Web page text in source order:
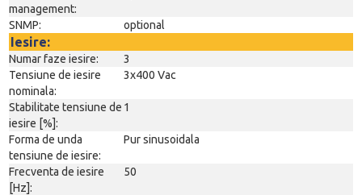
management:
SNMP: optional
Iesire:
Numar faze iesire:
3
Tensiune de iesire
nominala:
3x400 Vac
Stabilitate tensiune de
iesire [%]:
1
Forma de unda
tensiune de iesire:
Pur sinusoidala
Frecventa de iesire
[Hz]:
50